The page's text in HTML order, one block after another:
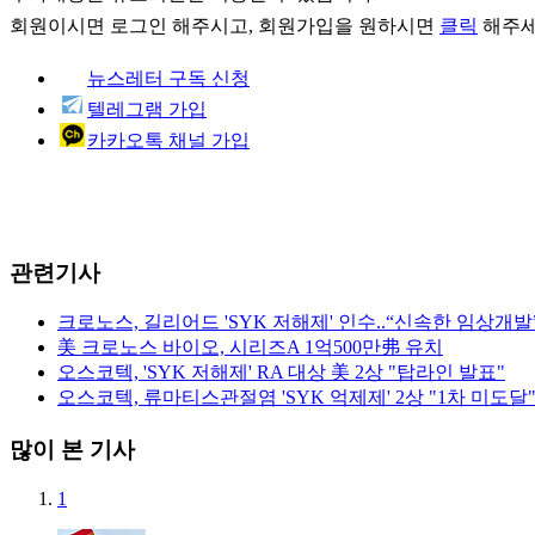
회원이시면 로그인 해주시고, 회원가입을 원하시면 클릭 해주
뉴스레터 구독 신청
텔레그램 가입
카카오톡 채널 가입
관련기사
크로노스, 길리어드 'SYK 저해제' 인수..“신속한 임상개발
美 크로노스 바이오, 시리즈A 1억500만弗 유치
오스코텍, 'SYK 저해제' RA 대상 美 2상 "탑라인 발표"
오스코텍, 류마티스관절염 'SYK 억제제' 2상 "1차 미도달"
많이 본 기사
1